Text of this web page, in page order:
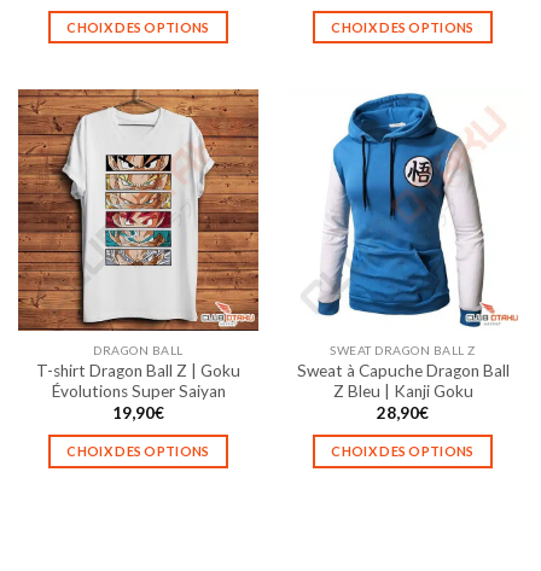
prix :
25,90€
CHOIX DES OPTIONS
a
plusieurs
variations.
Les
options
peuvent
être
la
page
du
produit
CHOIX DES OPTIONS
a
plusieurs
variations.
Les
options
peuvent
être
choisies
sur
page
du
produit
DRAGON BALL
T-shirt Dragon Ball Z | Goku
Évolutions Super Saiyan
19,90€
CHOIX DES OPTIONS
SWEAT DRAGON BALL Z
Sweat à Capuche Dragon Ball
Z Bleu | Kanji Goku
28,90€
CHOIX DES OPTIONS